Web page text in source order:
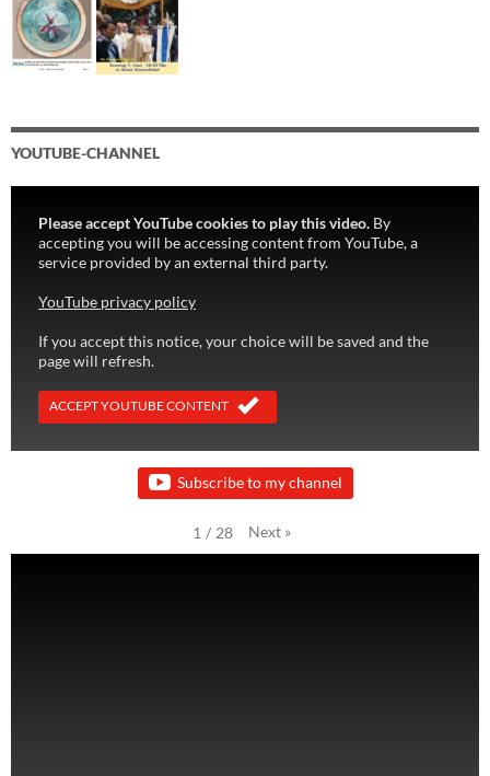
YOUTUBE-CHANNEL
Please accept YouTube cookies to play this video. By
accepting you will be accessing content from YouTube, a
service provided by an external third party.
YouTube privacy policy
If you accept this notice, your choice will be saved and the
page will refresh.
ACCEPT YOUTUBE CONTENT
Subscribe to my channel
1 / 28 Next »